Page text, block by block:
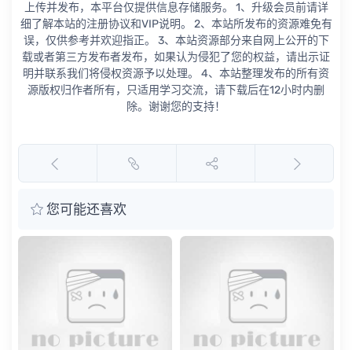
上传并发布，本平台仅提供信息存储服务。 1、升级会员前请详
细了解本站的注册协议和VIP说明。 2、本站所发布的资源难免有
误，仅供参考并欢迎指正。 3、本站资源部分来自网上公开的下
载或者第三方发布者发布，如果认为侵犯了您的权益，请出示证
明并联系我们将侵权资源予以处理。 4、本站整理发布的所有资
源版权归作者所有，只适用学习交流，请下载后在12小时内删
除。谢谢您的支持！
您可能还喜欢